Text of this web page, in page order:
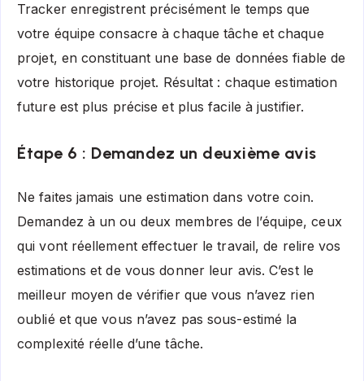
Tracker enregistrent précisément le temps que
votre équipe consacre à chaque tâche et chaque
projet, en constituant une base de données fiable de
votre historique projet. Résultat : chaque estimation
future est plus précise et plus facile à justifier.
Étape 6 : Demandez un deuxième avis
Ne faites jamais une estimation dans votre coin.
Demandez à un ou deux membres de l’équipe, ceux
qui vont réellement effectuer le travail, de relire vos
estimations et de vous donner leur avis. C’est le
meilleur moyen de vérifier que vous n’avez rien
oublié et que vous n’avez pas sous-estimé la
complexité réelle d’une tâche.